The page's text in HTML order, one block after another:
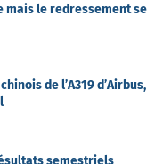
mais le redressement se
de l’A319 d’Airbus,
semestriels